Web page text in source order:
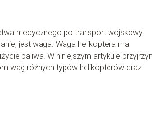
medycznego po transport wojskowy.
jest waga. Waga helikoptera ma
paliwa. W niniejszym artykule
wag różnych typów helikopterów oraz